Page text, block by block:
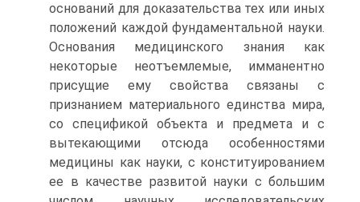
оснований для доказательства тех или иных
положений каждой фундаментальной науки.
Основания медицинского знания как
некоторые неотъемлемые, имманентно
присущие ему свойства связаны с
признанием материального единства мира,
со спецификой объекта и предмета и с
вытекающими отсюда особенностями
медицины как науки, с конституированием
ее в качестве развитой науки с большим